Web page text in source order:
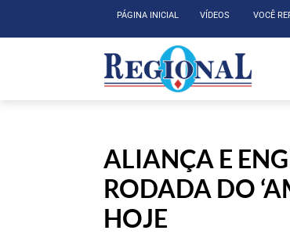
PÁGINA INICIAL VÍDEOS VOCÊ
ALIANÇA E
RODADA DO
HOJE